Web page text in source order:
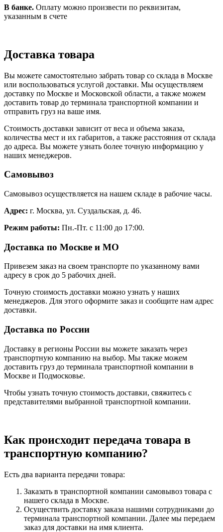
В банке. Оплату можно произвести по реквизитам,
указанным в счете
Доставка товара
Вы можете самостоятельно забрать товар со склада в Москве
или воспользоваться услугой доставки. Мы осуществляем
доставку по Москве и Московской области, а также можем
доставить товар до терминала транспортной компании и
отправить груз на ваше имя.
Стоимость доставки зависит от веса и объема заказа,
количества мест и их габаритов, а также расстояния от склада
до адреса. Вы можете узнать более точную информацию у
наших менеджеров.
Самовывоз
Самовывоз осуществляется на нашем складе в рабочие часы.
Адрес: г. Москва, ул. Суздальская, д. 46.
Режим работы: Пн.-Пт. с 11:00 до 17:00.
Доставка по Москве и МО
Привезем заказ на своем транспорте по указанному вами
адресу в срок до 5 рабочих дней.
Точную стоимость доставки можно узнать у наших
менеджеров. Для этого оформите заказ и сообщите нам адрес
доставки.
Доставка по России
Доставку в регионы России вы можете заказать через
транспортную компанию на выбор. Мы также можем
доставить груз до терминала транспортной компании в
Москве и Подмосковье.
Чтобы узнать точную стоимость доставки, свяжитесь с
представителями выбранной транспортной компании.
Как происходит передача товара в
транспортную компанию?
Есть два варианта передачи товара:
Заказать в транспортной компании самовывоз товара с
нашего склада в Москве.
Осуществить доставку заказа нашими сотрудниками до
терминала транспортной компании. Далее мы передаем
заказ для доставки на имя клиента.